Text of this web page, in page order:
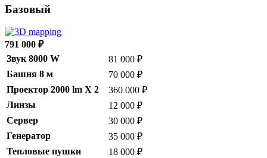
Базовый
791 000 ₽
Звук 8000 W
81 000 ₽
Башня 8 м
70 000 ₽
Проектор 2000 lm X 2
360 000 ₽
Линзы
12 000 ₽
Сервер
30 000 ₽
Генератор
35 000 ₽
Тепловые пушки
18 000 ₽